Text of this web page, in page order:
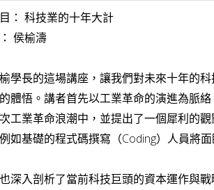
： 科技業的十年大計
侯榆濤
學長的這場講座，讓我們對未來十年的
體悟。講者首先以工業革命的演進為脈
工業革命浪潮中，並提出了一個犀利的
如基礎的程式碼撰寫（Coding）人員將
深入剖析了當前科技巨頭的資本運作與